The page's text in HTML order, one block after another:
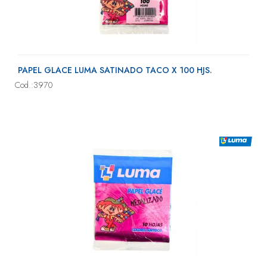
PAPEL GLACE LUMA SATINADO TACO X 100 HJS.
Cod.:3970